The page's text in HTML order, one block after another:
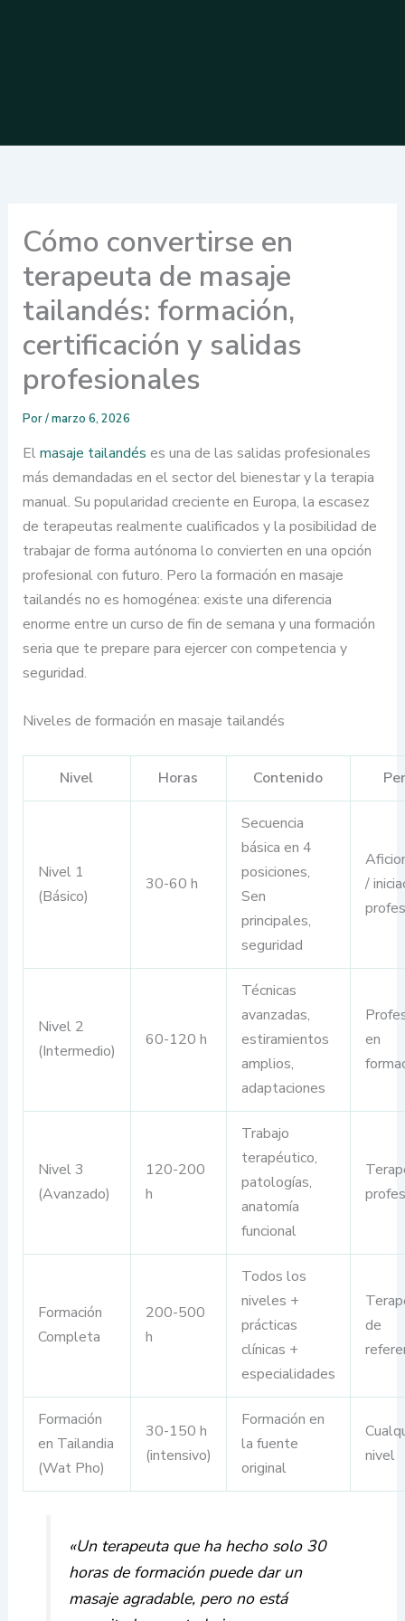
Cómo convertirse en
terapeuta de masaje
tailandés: formación,
certificación y salidas
profesionales
Por/marzo 6, 2026
Elmasaje tailandés es una de las salidas profesionales
más demandadas en el sector del bienestar y la terapia
manual. Su popularidad creciente en Europa, la escasez
de terapeutas realmente cualificados y la posibilidad de
trabajar de forma autónoma lo convierten en una opción
profesional con futuro. Pero la formación en masaje
tailandés no es homogénea: existe una diferencia
enorme entre un curso de fin de semana y una formación
seria que te prepare para ejercer con competencia y
seguridad.
Niveles de formación en masaje tailandés
Nivel Horas Contenido
Nivel 1
(Básico)
30-60 h
Secuencia
básica en 4
posiciones,
Sen
principales,
seguridad
/
Nivel 2
(Intermedio)
60-120 h
Técnicas
avanzadas,
estiramientos
amplios,
adaptaciones
en
Nivel 3
(Avanzado)
120-200
h
Trabajo
terapéutico,
patologías,
anatomía
funcional
Formación
Completa
200-500
h
Todos los
niveles +
prácticas
clínicas +
especialidades
de
Formación
en Tailandia
(Wat Pho)
30-150 h
(intensivo)
Formación en
la fuente
original
nivel
«Un terapeuta que ha hecho solo 30
horas de formación puede dar un
masaje agradable, pero no está